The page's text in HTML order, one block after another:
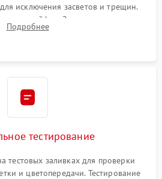
исключения засветов и трещин.
шлейфов. Закрытие корпуса.
программного обеспечения.
Подробнее
тестирование
тестовых заливках для проверки
и цветопередачи. Тестирование